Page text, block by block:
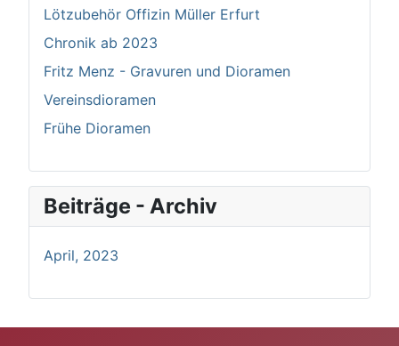
Lötzubehör Offizin Müller Erfurt
Chronik ab 2023
Fritz Menz - Gravuren und Dioramen
Vereinsdioramen
Frühe Dioramen
Beiträge - Archiv
April, 2023